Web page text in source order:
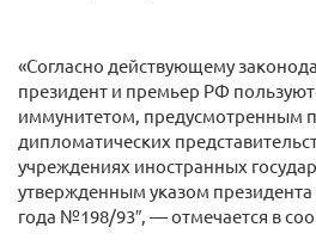
«Согласно действующему
президент и премьер РФ
иммунитетом, предусмотренным
дипломатических
учреждениях иностранных
утвержденным указом
года №198/93″, — отмечается в